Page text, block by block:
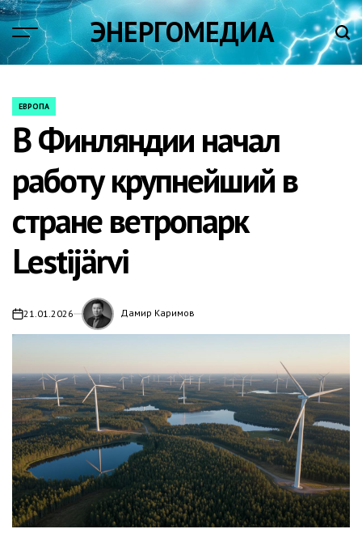
Skip
content
ЭНЕРГОМЕДИА
POSTED
ЕВРОПА
В Финляндии начал
работу крупнейший в
стране ветропарк
Lestijärvi
on21.01.2026 Дамир Каримов